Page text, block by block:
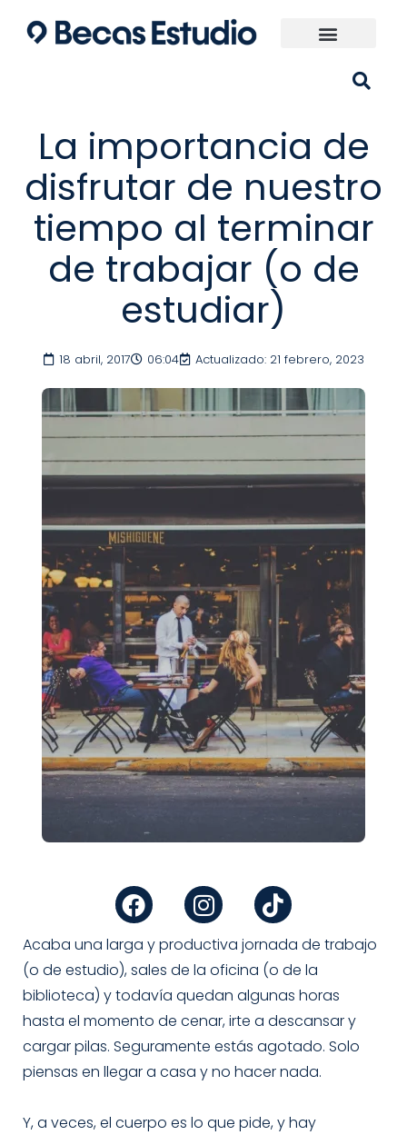
La importancia de
disfrutar de nuestro
tiempo al terminar
de trabajar (o de
estudiar)
18 abril, 2017 06:04 Actualizado: 21 febrero, 2023
a
c
e
b
o
o
k
n
s
t
a
g
r
a
m
i
k
t
o
k
Acaba una larga y productiva jornada de trabajo
(o de estudio), sales de la oficina (o de la
biblioteca) y todavía quedan algunas horas
hasta el momento de cenar, irte a descansar y
cargar pilas. Seguramente estás agotado. Solo
piensas en llegar a casa y no hacer nada.
Y, a veces, el cuerpo es lo que pide, y hay